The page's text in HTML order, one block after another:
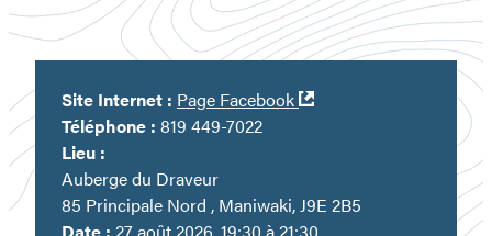
Lieu :
Auberge du Draveur
85 Principale Nord , Maniwaki, J9E 2B5
Téléphone : 819 449-7022
Site Internet : Page Facebook
Ouvre
fenêtre